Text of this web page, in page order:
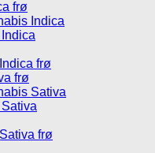
frø
Indica
frø
frø
Sativa
frø